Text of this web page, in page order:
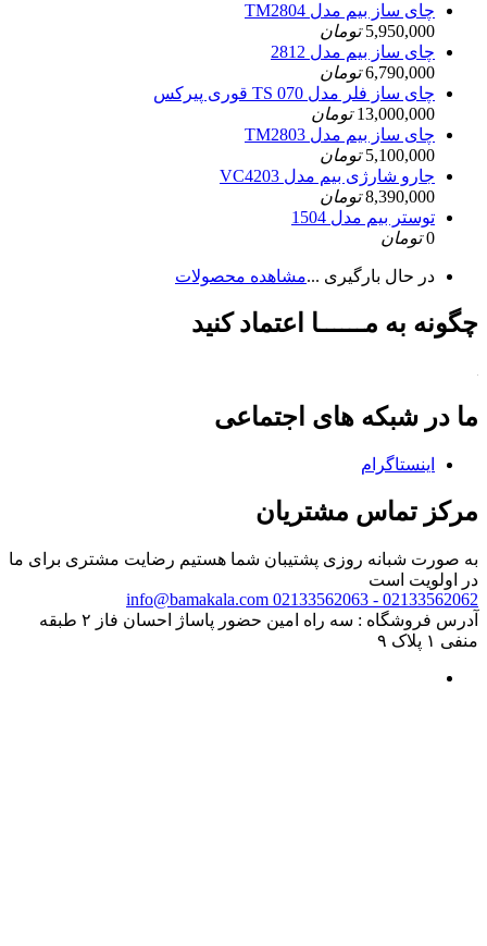
چای ساز بیم مدل TM2804
5,950,000 تومان
چای ساز بیم مدل 2812
6,790,000 تومان
چای ساز فلر مدل TS 070 قوری پیرکس
13,000,000 تومان
چای ساز بیم مدل TM2803
5,100,000 تومان
جارو شارژی بیم مدل VC4203
8,390,000 تومان
توستر بیم مدل 1504
0 تومان
در حال بارگیری ...مشاهده محصولات
چگونه به مــــــا اعتماد کنید
ما در شبکه های اجتماعی
اینستاگرام
مرکز تماس مشتریان
به صورت شبانه روزی پشتیبان شما هستیم رضایت مشتری برای ما
در اولویت است
02133562062 - 02133562063
info@bamakala.com
آدرس فروشگاه : سه راه امین حضور پاساژ احسان فاز ۲ طبقه
منفی ۱ پلاک ۹